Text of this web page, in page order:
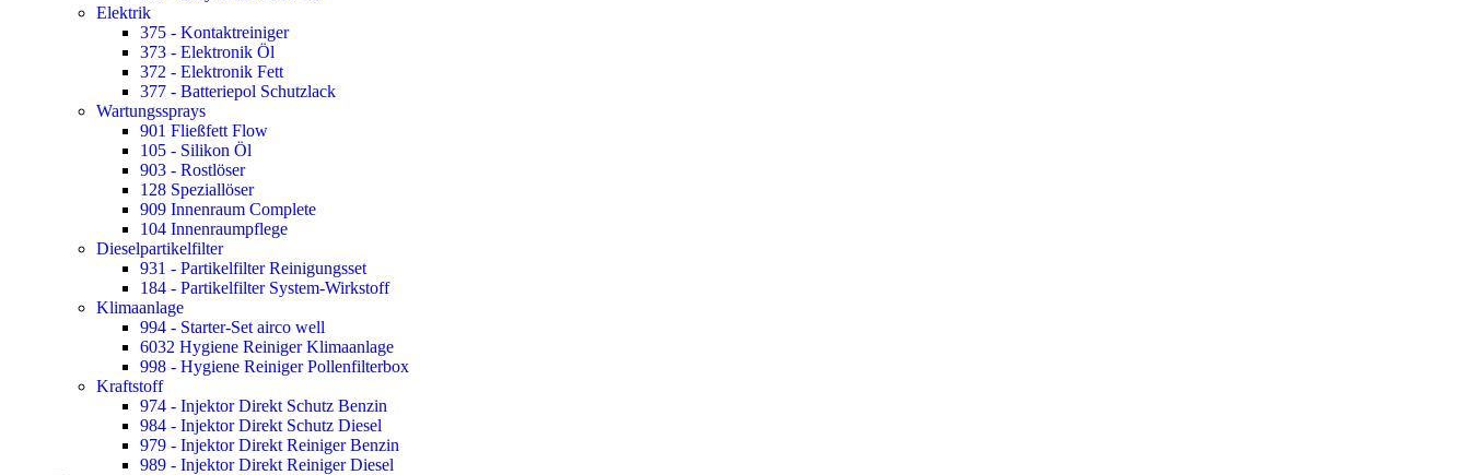
Elektrik
375 - Kontaktreiniger
373 - Elektronik Öl
372 - Elektronik Fett
377 - Batteriepol Schutzlack
Wartungssprays
901 Fließfett Flow
105 - Silikon Öl
903 - Rostlöser
128 Speziallöser
909 Innenraum Complete
104 Innenraumpflege
Dieselpartikelfilter
931 - Partikelfilter Reinigungsset
184 - Partikelfilter System-Wirkstoff
Klimaanlage
994 - Starter-Set airco well
6032 Hygiene Reiniger Klimaanlage
998 - Hygiene Reiniger Pollenfilterbox
Kraftstoff
974 - Injektor Direkt Schutz Benzin
984 - Injektor Direkt Schutz Diesel
979 - Injektor Direkt Reiniger Benzin
989 - Injektor Direkt Reiniger Diesel